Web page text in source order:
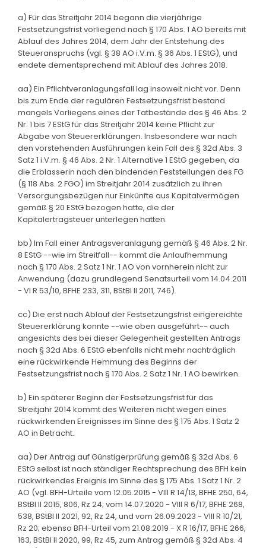
a) Für das Streitjahr 2014 begann die vierjährige
Festsetzungsfrist vorliegend nach § 170 Abs. 1 AO bereits mit
Ablauf des Jahres 2014, dem Jahr der Entstehung des
Steueranspruchs (vgl. § 38 AO i.V.m. § 36 Abs. 1 EStG), und
endete dementsprechend mit Ablauf des Jahres 2018.
aa) Ein Pflichtveranlagungsfall lag insoweit nicht vor. Denn
bis zum Ende der regulären Festsetzungsfrist bestand
mangels Vorliegens eines der Tatbestände des § 46 Abs. 2
Nr. 1 bis 7 EStG für das Streitjahr 2014 keine Pflicht zur
Abgabe von Steuererklärungen. Insbesondere war nach
den vorstehenden Ausführungen kein Fall des § 32d Abs. 3
Satz 1 i.V.m. § 46 Abs. 2 Nr. 1 Alternative 1 EStG gegeben, da
die Erblasserin nach den bindenden Feststellungen des FG
(§ 118 Abs. 2 FGO) im Streitjahr 2014 zusätzlich zu ihren
Versorgungsbezügen nur Einkünfte aus Kapitalvermögen
gemäß § 20 EStG bezogen hatte, die der
Kapitalertragsteuer unterlegen hatten.
bb) Im Fall einer Antragsveranlagung gemäß § 46 Abs. 2 Nr.
8 EStG --wie im Streitfall-- kommt die Anlaufhemmung
nach § 170 Abs. 2 Satz 1 Nr. 1 AO von vornherein nicht zur
Anwendung (dazu grundlegend Senatsurteil vom 14.04.2011
- VI R 53/10, BFHE 233, 311, BStBl II 2011, 746).
cc) Die erst nach Ablauf der Festsetzungsfrist eingereichte
Steuererklärung konnte --wie oben ausgeführt-- auch
angesichts des bei dieser Gelegenheit gestellten Antrags
nach § 32d Abs. 6 EStG ebenfalls nicht mehr nachträglich
eine rückwirkende Hemmung des Beginns der
Festsetzungsfrist nach § 170 Abs. 2 Satz 1 Nr. 1 AO bewirken.
b) Ein späterer Beginn der Festsetzungsfrist für das
Streitjahr 2014 kommt des Weiteren nicht wegen eines
rückwirkenden Ereignisses im Sinne des § 175 Abs. 1 Satz 2
AO in Betracht.
aa) Der Antrag auf Günstigerprüfung gemäß § 32d Abs. 6
EStG selbst ist nach ständiger Rechtsprechung des BFH kein
rückwirkendes Ereignis im Sinne des § 175 Abs. 1 Satz 1 Nr. 2
AO (vgl. BFH-Urteile vom 12.05.2015 - VIII R 14/13, BFHE 250, 64,
BStBl II 2015, 806, Rz 24; vom 14.07.2020 - VIII R 6/17, BFHE 268,
538, BStBl II 2021, 92, Rz 24, und vom 26.09.2023 - VIII R 10/21,
Rz 20; ebenso BFH-Urteil vom 21.08.2019 - X R 16/17, BFHE 266,
163, BStBl II 2020, 99, Rz 45, zum Antrag gemäß § 32d Abs. 4